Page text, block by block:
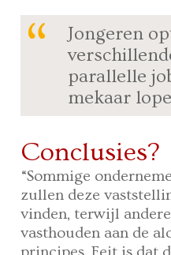
Jongeren
parallelle
mekaar
Conclusies?
“Sommige
zullen deze
vinden, terwijl
vasthouden aan de